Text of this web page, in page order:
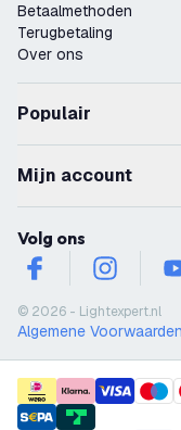
Betaalmethoden
Terugbetaling
Over ons
Populair
Mijn account
Volg ons
facebook
© 2026 - Lightexpert.nl
Algemene Voorwaarden
payment methods